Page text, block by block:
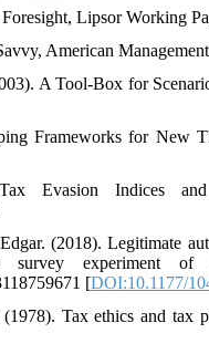
Lipsor Working
American
A Tool-Box for
Frameworks for New
Evasion Indices
(2018). Legitimate
experiment of
[DOI:10.1177/
Tax ethics and tax